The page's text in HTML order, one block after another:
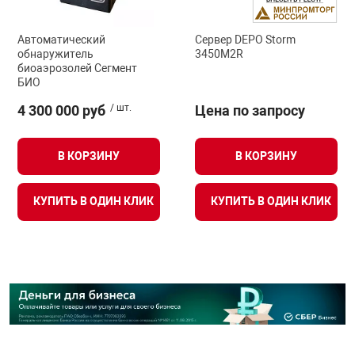
Автоматический
обнаружитель
биоаэрозолей Сегмент
БИО
4 300 000 руб / шт.
В КОРЗИНУ
КУПИТЬ В ОДИН КЛИК
Сервер DEPO Storm
3450M2R
Цена по запросу
В КОРЗИНУ
КУПИТЬ В ОДИН КЛИК